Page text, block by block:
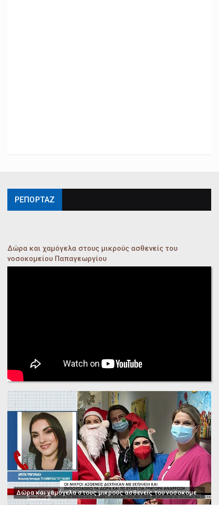
ΡΕΠΟΡΤΑΖ
Δώρα και χαμόγελα στους μικρούς ασθενείς του
νοσοκομείου Παπαγεωργίου
Δώρα και χαμόγελα στους μικρούς ασθενείς του νοσοκομείου Παπαγεωργίου